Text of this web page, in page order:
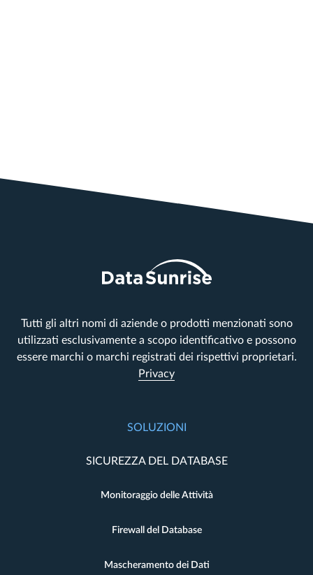
Tutti gli altri nomi di aziende o prodotti menzionati sono
utilizzati esclusivamente a scopo identificativo e possono
essere marchi o marchi registrati dei rispettivi proprietari.
Privacy
SOLUZIONI
SICUREZZA DEL DATABASE
Monitoraggio delle Attività
Firewall del Database
Mascheramento dei Dati